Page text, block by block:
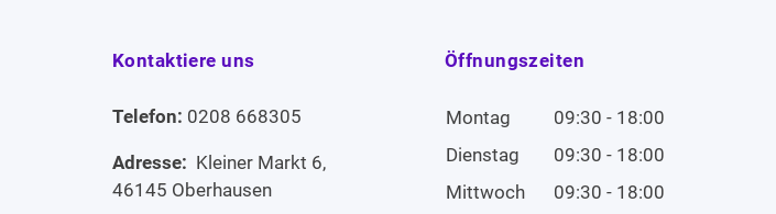
Kontaktiere uns
Telefon: 0208 668305
Adresse: Kleiner Markt 6,
46145 Oberhausen
Öffnungszeiten
Montag
09:30 - 18:00
Dienstag
09:30 - 18:00
Mittwoch
09:30 - 18:00